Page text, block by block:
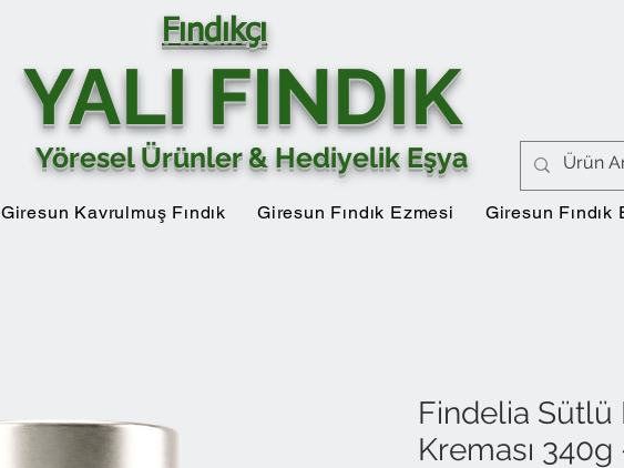
Fındıkçı
YALI FINDIK
Yöresel Ürünler & Hediyelik Eşya
Giresun Kavrulmuş Fındık Giresun Fındık Ezmesi Giresun
Findelia Sütlü
Kreması 340g